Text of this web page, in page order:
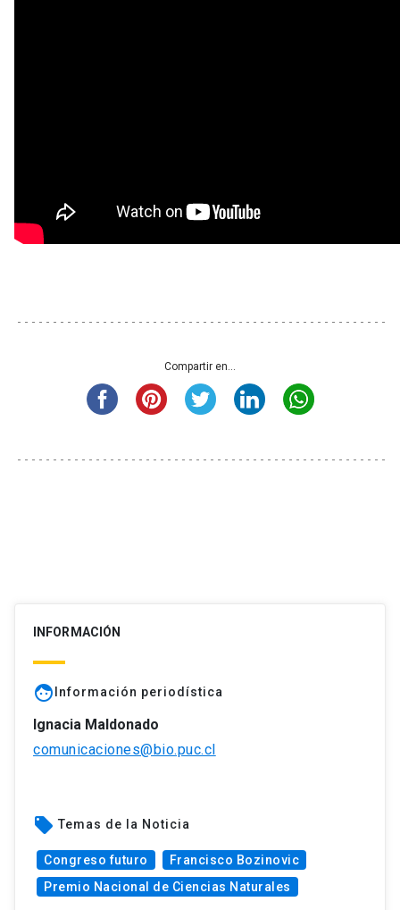
Compartir en...
INFORMACIÓN
face Información periodística
Ignacia Maldonado
comunicaciones@bio.puc.cl
local_offer Temas de la Noticia
Congreso futuro
Francisco Bozinovic
Premio Nacional de Ciencias Naturales